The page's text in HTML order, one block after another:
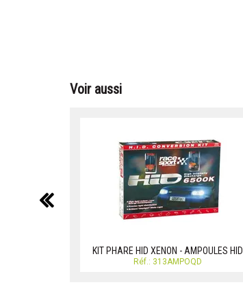
Voir aussi
KIT PHARE HID XENON - AMPOULES HID
Réf.: 313AMPOQD
précédent